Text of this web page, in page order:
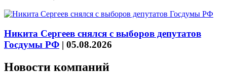
Никита Сергеев снялся с выборов депутатов
Госдумы РФ | 05.08.2026
Новости компаний